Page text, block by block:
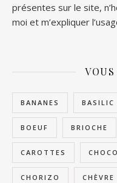
présentes sur le site,
moi et m’expliquer
BANANES BASILIC
BOEUF BRIOCHE
CAROTTES
CHORIZO CHÈVRE